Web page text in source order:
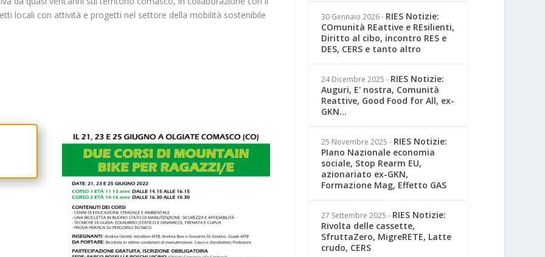
locali con attività e progetti nel settore della mobilità sostenibile
30 Gennaio 2026- RIES Notizie:
COmunità REattive e REsilienti,
Diritto al cibo, incontro RES e
DES, CERS e tanto altro
24 Dicembre 2025 - RIES Notizie:
Auguri, E' nostra, Comunità
Reattive, Good Food for All, ex-
GKN...
25 Novembre 2025 - RIES Notizie:
PIano Nazionale economia
sociale, Stop Rearm EU,
azionariato ex-GKN,
Formazione Mag, Effetto GAS
27 Settembre 2025 - RIES Notizie:
Rivolta delle cassette,
SfruttaZero, MigreRETE, Latte
crudo, CERS